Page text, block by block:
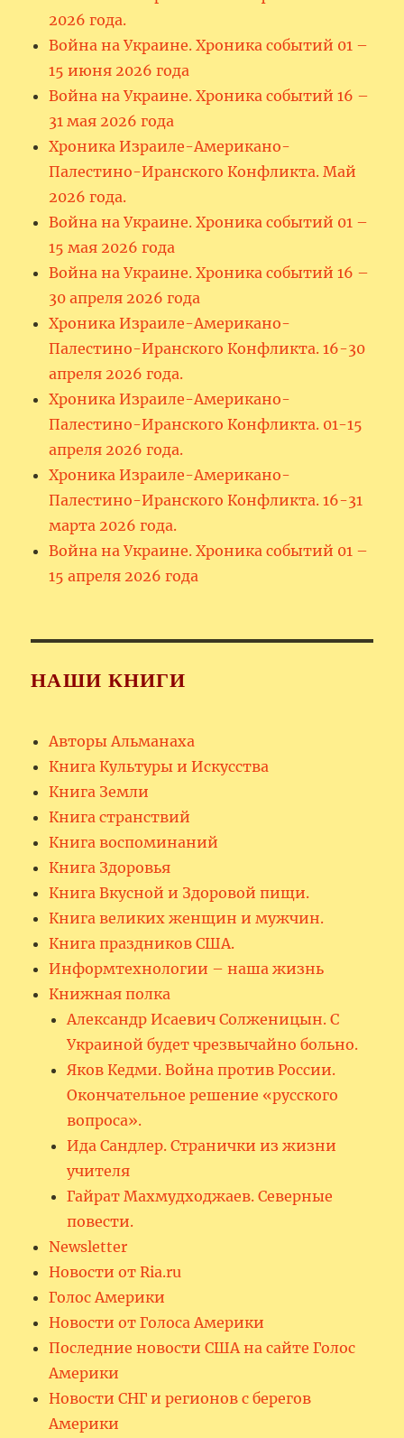
2026 года.
Война на Украине. Хроника событий 01 –
15 июня 2026 года
Война на Украине. Хроника событий 16 –
31 мая 2026 года
Хроника Израиле-Американо-
Палестино-Иранского Конфликта. Май
2026 года.
Война на Украине. Хроника событий 01 –
15 мая 2026 года
Война на Украине. Хроника событий 16 –
30 апреля 2026 года
Хроника Израиле-Американо-
Палестино-Иранского Конфликта. 16-30
апреля 2026 года.
Хроника Израиле-Американо-
Палестино-Иранского Конфликта. 01-15
апреля 2026 года.
Хроника Израиле-Американо-
Палестино-Иранского Конфликта. 16-31
марта 2026 года.
Война на Украине. Хроника событий 01 –
15 апреля 2026 года
НАШИ КНИГИ
Авторы Альманаха
Книга Культуры и Искусства
Книга Земли
Книга странствий
Книга воспоминаний
Книга Здоровья
Книга Вкусной и Здоровой пищи.
Книга великих женщин и мужчин.
Книга праздников США.
Информтехнологии – наша жизнь
Книжная полка
Александр Исаевич Солженицын. С
Украиной будет чрезвычайно больно.
Яков Кедми. Война против России.
Окончательное решение «русского
вопроса».
Ида Сандлер. Странички из жизни
учителя
Гайрат Махмудходжаев. Северные
повести.
Newsletter
Новости от Ria.ru
Голос Америки
Новости от Голоса Америки
Последние новости США на сайте Голос
Америки
Новости СНГ и регионов с берегов
Америки